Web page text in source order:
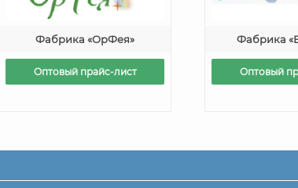
Фабрика «ОрФея»
Оптовый прайс-лист
Фабрика
Оптовый